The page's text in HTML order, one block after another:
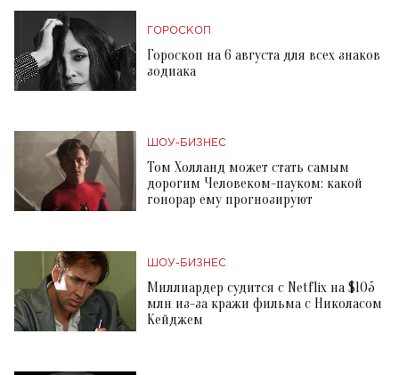
ГОРОСКОП
Гороскоп на 6 августа для всех знаков
зодиака
ШОУ-БИЗНЕС
Том Холланд может стать самым
дорогим Человеком-пауком: какой
гонорар ему прогнозируют
ШОУ-БИЗНЕС
Миллиардер судится с Netflix на $105
млн из-за кражи фильма с Николасом
Кейджем